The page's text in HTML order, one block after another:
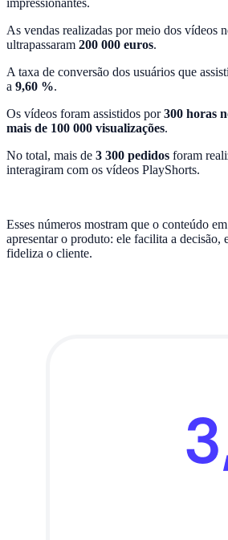
impressionantes.
As vendas realizadas por meio dos vídeos
ultrapassaram 200 000 euros.
A taxa de conversão dos usuários que
a 9,60 %.
Os vídeos foram assistidos por300 horas
mais de 100 000 visualizações.
No total, mais de 3 300 pedidos foram
interagiram com os vídeos PlayShorts.
Esses números mostram que o conteúdo
apresentar o produto: ele facilita a decisão,
fideliza o cliente.